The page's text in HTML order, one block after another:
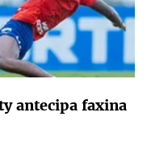
antecipa faxina